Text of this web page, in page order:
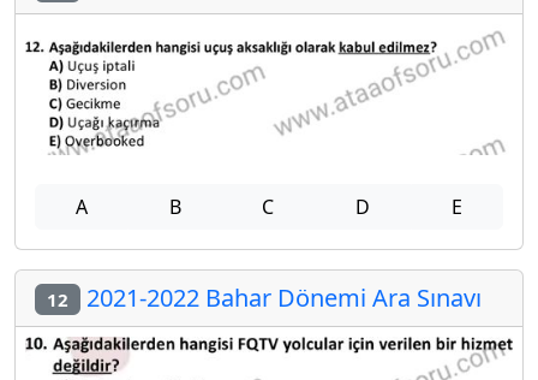
A B C D E
12 2021-2022 Bahar Dönemi Ara Sınavı